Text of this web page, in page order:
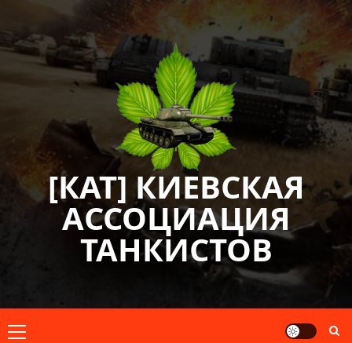
содержимому
[КАТ] КИЕВСКАЯ
АССОЦИАЦИЯ
ТАНКИСТОВ
Основное